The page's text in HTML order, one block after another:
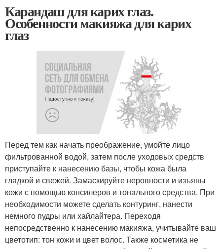
Карандаш для карих глаз.
Особенности макияжа для карих
глаз
Перед тем как начать преображение, умойте лицо
фильтрованной водой, затем после уходовых средств
приступайте к нанесению базы, чтобы кожа была
гладкой и свежей. Замаскируйте неровности и изъяны
кожи с помощью консилеров и тонального средства. При
необходимости можете сделать контуринг, нанести
немного пудры или хайлайтера. Переходя
непосредственно к нанесению макияжа, учитывайте ваш
цветотип: тон кожи и цвет волос. Также косметика не